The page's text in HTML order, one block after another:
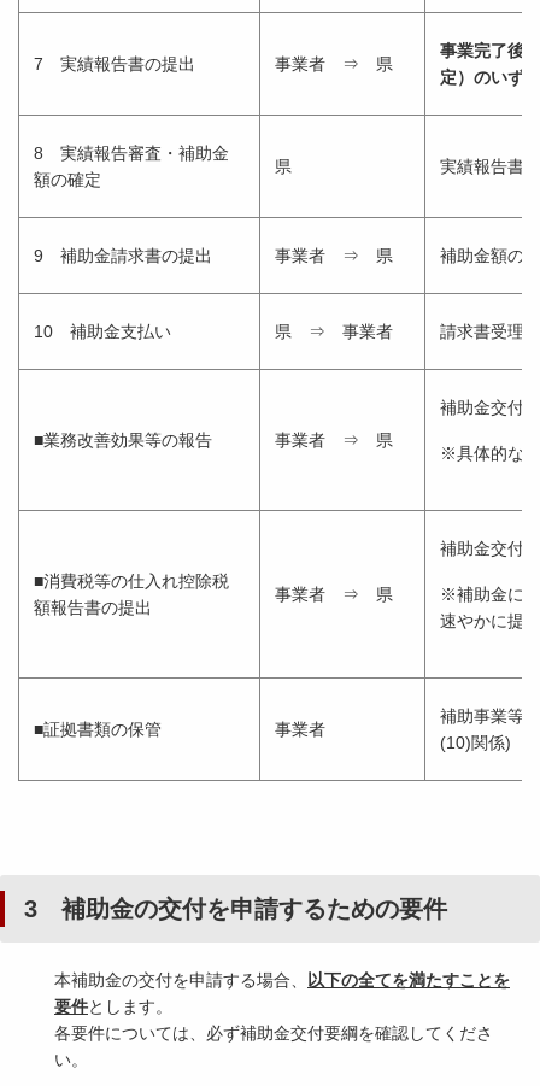
7 実績報告書の提出 事業者 ⇒ 県
事業完了後
定） のいず
8 実績報告審査・補助金
額の確定
県 実績報告書
9 補助金請求書の提出 事業者 ⇒ 県 補助金額の
10 補助金支払い 県 ⇒ 事業者 請求書受理
■業務改善効果等の報告 事業者 ⇒ 県
補助金交付
※具体的な
■消費税等の仕入れ控除税
額報告書の提出
事業者 ⇒ 県
補助金交付
※補助金に
速やかに提出
■証拠書類の保管 事業者
補助事業等
(10)関係)
3 補助金の交付を申請するための要件
本補助金の交付を申請する場合、
以下の全てを満たすことを
要件とします。
各要件については、必ず補助金交付要綱を確認してくださ
い。